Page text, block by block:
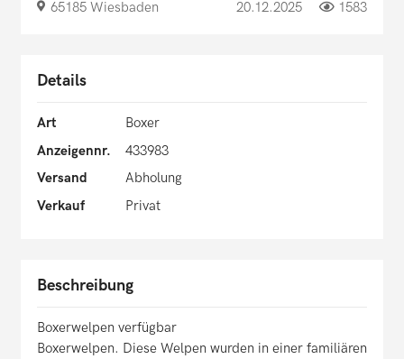
65185 Wiesbaden 20.12.2025 1583
Details
Art
Boxer
Anzeigennr.
433983
Versand
Abholung
Verkauf
Privat
Beschreibung
Boxerwelpen verfügbar
Boxerwelpen. Diese Welpen wurden in einer familiären